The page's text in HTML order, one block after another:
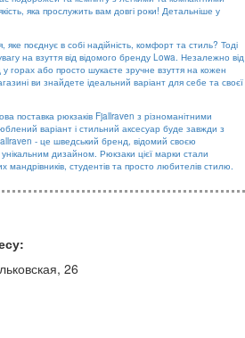
яка прослужить вам довгі роки! Детальніше у
яке поєднує в собі надійність, комфорт та стиль? Тоді
на взуття від відомого бренду Lowa. Незалежно від
у горах або просто шукаєте зручне взуття на кожен
ви знайдете ідеальний варіант для себе та своєї
поставка рюкзаків Fjallraven з різноманітними
варіант і стильний аксесуар буде завжди з
- це шведський бренд, відомий своєю
дизайном. Рюкзаки цієї марки стали
мандрівників, студентів та просто любителів стилю.
26